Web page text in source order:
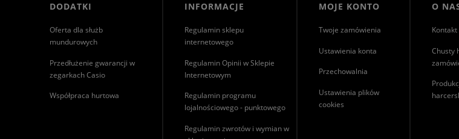
DODATKI
Oferta dla służb
mundurowych
Przedłużenie gwarancji w
zegarkach Casio
Współpraca hurtowa
INFORMACJE
Regulamin sklepu
internetowego
Regulamin Opinii w Sklepie
Internetowym
Regulamin programu
lojalnościowego - punktowego
Regulamin zwrotów i wymian w
MOJE KONTO
Twoje zamówienia
Ustawienia konta
Przechowalnia
Ustawienia plików
cookies
O
Chusty